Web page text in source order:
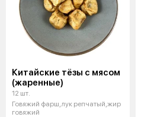
Китайские тёзы с мясом
(жаренные)
12 шт.
Говяжий фарш,лук репчатый,жир
говяжий